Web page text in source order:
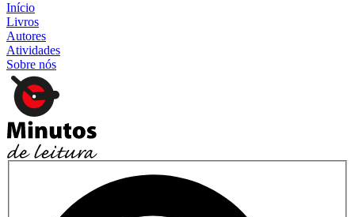
Início
Livros
Autores
Atividades
Sobre nós